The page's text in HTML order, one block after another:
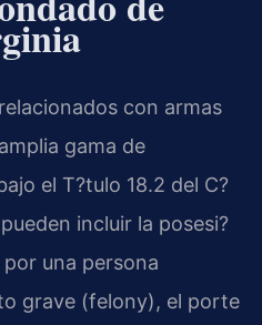
con armas
gama de
el T?tulo 18.2 del C?
incluir la posesi?
una persona
grave (felony), el porte